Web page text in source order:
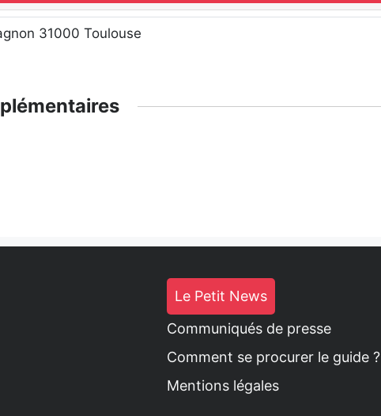
31000 Toulouse
Le Petit News
Communiqués de presse
Comment se procurer le guide ?
Mentions légales